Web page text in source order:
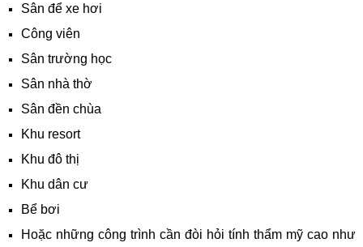
Sân để xe hơi
Công viên
Sân trường học
Sân nhà thờ
Sân đền chùa
Khu resort
Khu đô thị
Khu dân cư
Bể bơi
Hoặc những công trình cần đòi hỏi tính thẩm mỹ cao như